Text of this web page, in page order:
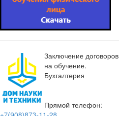
Заключение договоров
на обучение.
Бухгалтерия
Прямой телефон: